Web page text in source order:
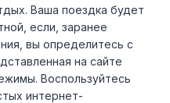
Ваша поездка будет
если, заранее
вы определитесь с
на сайте
Воспользуйтесь
интернет-